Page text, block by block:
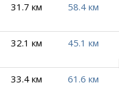
31.7 км 58.4 км
32.1 км 45.1 км
33.4 км 61.6 км